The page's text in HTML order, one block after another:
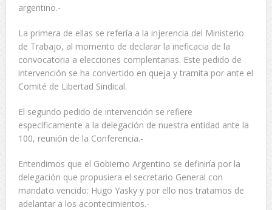
argentino.-
La primera de ellas se refería a la injerencia del Ministerio
de Trabajo, al momento de declarar la ineficacia de la
convocatoria a elecciones complentarias. Este pedido de
intervención se ha convertido en queja y tramita por ante el
Comité de Libertad Sindical.
El segundo pedido de intervención se refiere
específicamente a la delegación de nuestra entidad ante la
100, reunión de la Conferencia.-
Entendimos que el Gobierno Argentino se definiría por la
delegación que propusiera el secretario General con
mandato vencido: Hugo Yasky y por ello nos tratamos de
adelantar a los acontecimientos.-